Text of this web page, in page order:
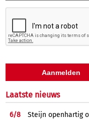
Laatste nieuws
6/8
Steijn openhartig